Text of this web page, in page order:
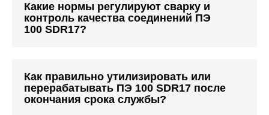
Какие нормы регулируют сварку и
контроль качества соединений ПЭ
100 SDR17?
Как правильно утилизировать или
перерабатывать ПЭ 100 SDR17 после
окончания срока службы?